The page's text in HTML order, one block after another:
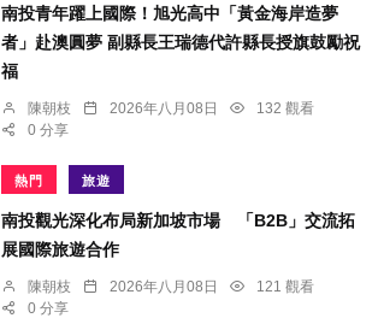
南投青年躍上國際！旭光高中「黃金海岸造夢
者」赴澳圓夢 副縣長王瑞德代許縣長授旗鼓勵祝
福
陳朝枝 2026年八月08日
132 觀看
0 分享
熱門 旅遊
南投觀光深化布局新加坡市場 「B2B」交流拓
展國際旅遊合作
陳朝枝 2026年八月08日
121 觀看
0 分享